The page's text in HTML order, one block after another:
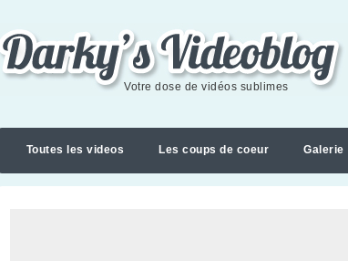
Darky's videoblog
Votre dose de vidéos sublimes
Toutes les videos Les coups de coeur Galerie